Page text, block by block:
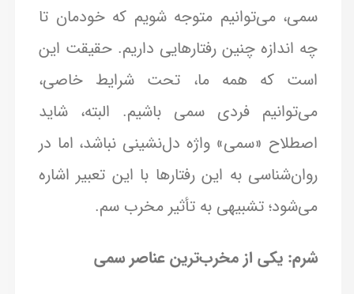
سمی، می‌توانیم متوجه شویم که خودمان تا
چه اندازه چنین رفتارهایی داریم. حقیقت این
است که همه ما، تحت شرایط خاصی،
می‌توانیم فردی سمی باشیم. البته، شاید
اصطلاح «سمی» واژه دل‌نشینی نباشد، اما در
روان‌شناسی به این رفتارها با این تعبیر اشاره
می‌شود؛ تشبیهی به تأثیر مخرب سم.
شرم: یکی از مخرب‌ترین عناصر سمی